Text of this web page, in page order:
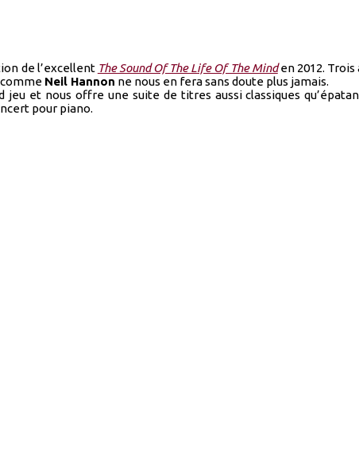
de l’excellent The Sound Of The Life Of The Minden 2012. Trois
Neil Hannon ne nous en fera sans doute plus jamais.
et nous offre une suite de titres aussi classiques
pour piano.